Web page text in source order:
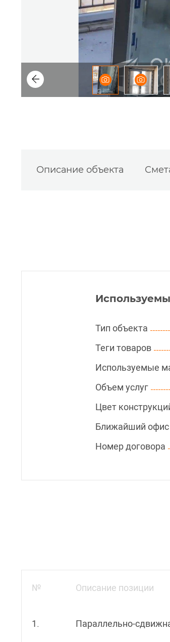
Описание объекта
Тип объекта
Теги товаров
Используемые
Объем услуг
Цвет
Ближайший офис
Номер договора
№ Описание позиции
1. Параллельно-